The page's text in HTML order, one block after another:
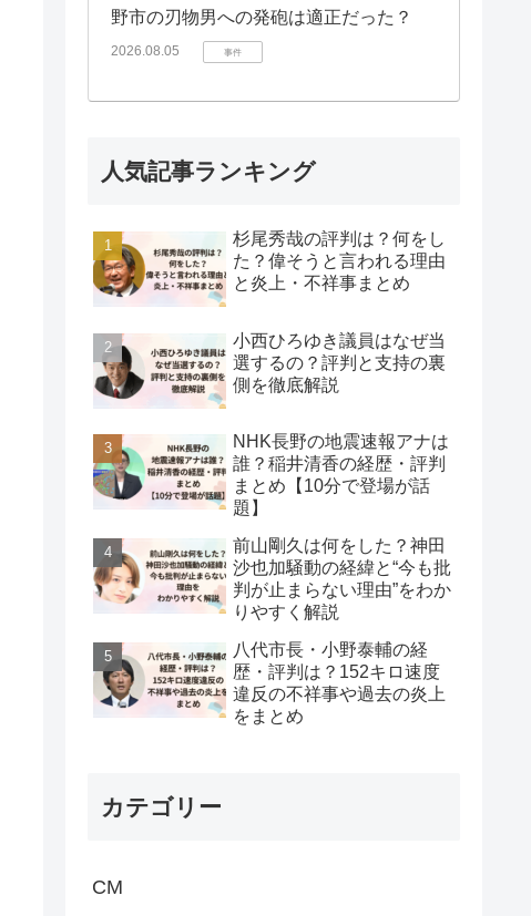
野市の刃物男への発砲は適正だった？
2026.08.05 事件
人気記事ランキング
杉尾秀哉の評判は？何をし
た？偉そうと言われる理由
と炎上・不祥事まとめ
小西ひろゆき議員はなぜ当
選するの？評判と支持の裏
側を徹底解説
NHK長野の地震速報アナは
誰？稲井清香の経歴・評判
まとめ【10分で登場が話
題】
前山剛久は何をした？神田
沙也加騒動の経緯と“今も批
判が止まらない理由”をわか
りやすく解説
八代市長・小野泰輔の経
歴・評判は？152キロ速度
違反の不祥事や過去の炎上
をまとめ
カテゴリー
CM